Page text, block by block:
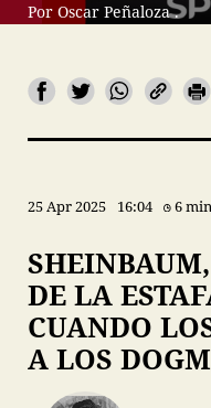
Por Oscar Peñaloza .
25 Apr 2025 16:04 6 min
DE LA
CUANDO
A LOS